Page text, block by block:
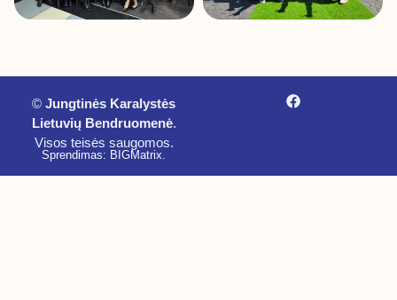
© Jungtinės Karalystės
Lietuvių Bendruomenė.
Visos teisės saugomos.
Sprendimas: BIGMatrix